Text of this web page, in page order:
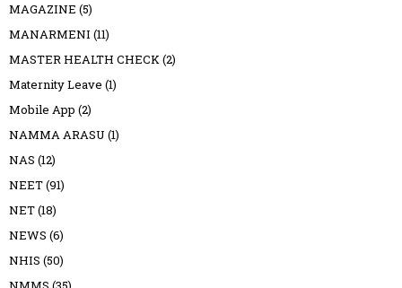
MAGAZINE (5)
MANARMENI (11)
MASTER HEALTH CHECK(2)
Maternity Leave (1)
Mobile App (2)
NAMMA ARASU (1)
NAS (12)
NEET(91)
NET(18)
NEWS (6)
NHIS (50)